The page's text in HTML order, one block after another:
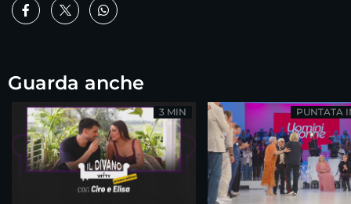
Guarda anche
3 MIN PUNTATA